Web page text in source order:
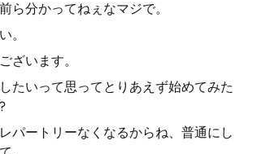
ら分かってねぇなマジで。
。
ざいます。
たいって思ってとりあえず始めてみた
パートリーなくなるからね、普通にし